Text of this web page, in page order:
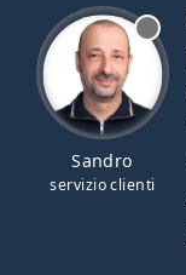
Sandro
servizio clienti